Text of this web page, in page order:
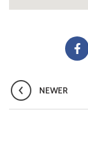
NEWER